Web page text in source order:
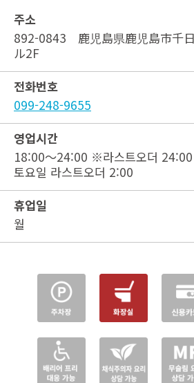
주소
892-0843 鹿児島県鹿児島市千
ル2F
전화번호
099-248-9655
영업시간
18:00～24:00 ※라스트오더 24:00
토요일 라스트오더 2:00
휴업일
월